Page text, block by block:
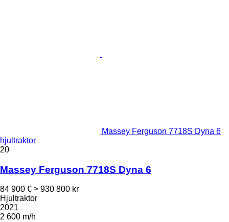
Massey Ferguson 7718S Dyna 6
hjultraktor
20
Massey Ferguson 7718S Dyna 6
84 900 € ≈ 930 800 kr
Hjultraktor
2021
2 600 m/h